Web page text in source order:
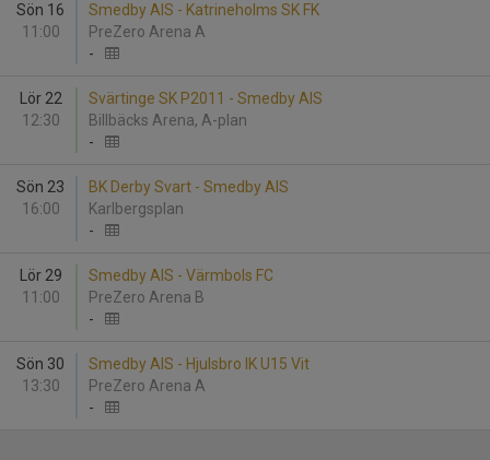
Sön 16
11:00
Smedby AIS - Katrineholms SK FK
PreZero Arena A
-
Lör 22
12:30
Svärtinge SK P2011 - Smedby AIS
Billbäcks Arena, A-plan
-
Sön 23
16:00
BK Derby Svart - Smedby AIS
Karlbergsplan
-
Lör 29
11:00
Smedby AIS - Värmbols FC
PreZero Arena B
-
Sön 30
13:30
Smedby AIS - Hjulsbro IK U15 Vit
PreZero Arena A
-